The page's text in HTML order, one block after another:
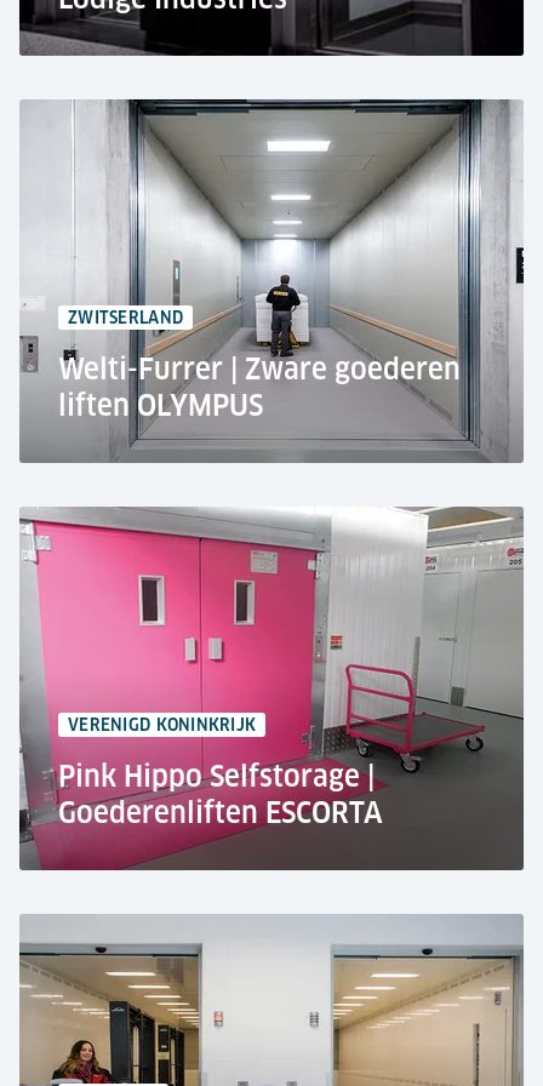
Alstria Office REIT-AG, Frankfurt
Kantoorgebouw
Personenliftservice
Modernisering van 14 personenliften
Noodgevallen, onderhoud & 24/7 bewaking op
ZWITSERLAND
Welti-Furrer | Zware goederen
liften OLYMPUS
Welti-Furrer, Dielsdorf
Zodat uw goederen altijd op tijd en op de juiste
plek aankomen.
3x OLYMPUS Goederenliften
2x 5.000 kg, 1x 6.000 kg Hefvermogen
VERENIGD KONINKRIJK
Pink Hippo Selfstorage |
Goederenliften ESCORTA
Pink Hippo Self Storage, Reading
Zelfopslag
Gemakkelijker opslaan
ESCORTA Goederenlift